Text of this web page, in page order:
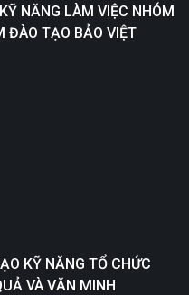
NĂNG LÀM VIỆC NHÓM
ĐÀO TẠO BẢO VIỆT
KỸ NĂNG TỔ CHỨC
VÀ VĂN MINH